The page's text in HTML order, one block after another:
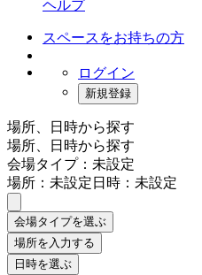
ヘルプ
スペースをお持ちの方
ログイン
新規登録
場所、日時から探す
場所、日時から探す
会場タイプ：未設定
場所：未設定日時：未設定
会場タイプを選ぶ
場所を入力する
日時を選ぶ